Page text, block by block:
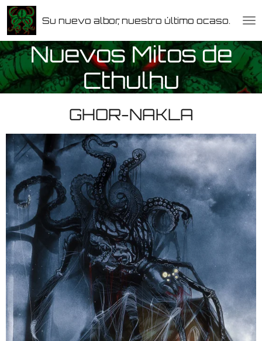
Ir
al
contenido
principal
Su nuevo albor, nuestro último ocaso.
Nuevos Mitos de
Cthulhu
GHOR-NAKLA